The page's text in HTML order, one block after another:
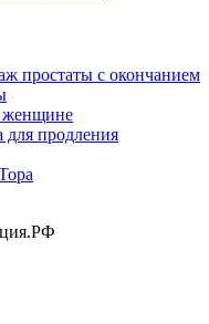
простаты с окончанием
женщине
для продления